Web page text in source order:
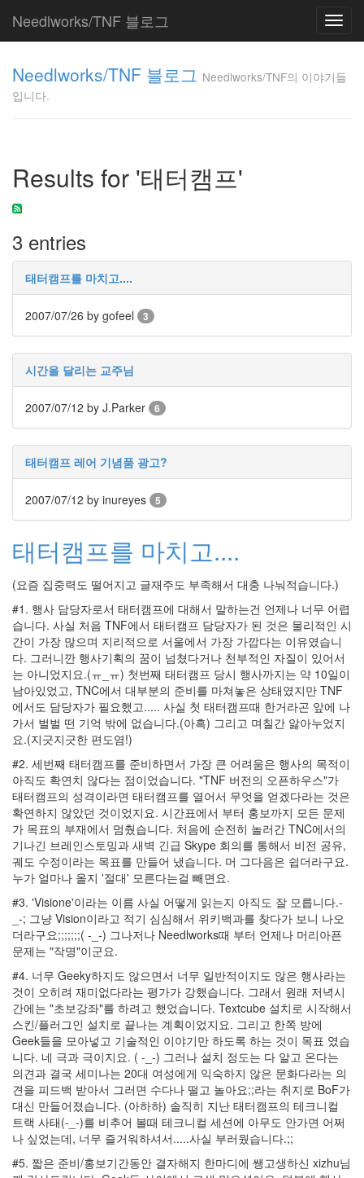
Needlworks/TNF 블로그
Needlworks/TNF 블로그 Needlworks/TNF의 이야기들
입니다.
Results for '태터캠프'
3 entries
태터캠프를 마치고....
2007/07/26 by gofeel 3
시간을 달리는 교주님
2007/07/12 by J.Parker 6
태터캠프 레어 기념품 광고?
2007/07/12 by inureyes 5
태터캠프를 마치고....
(요즘 집중력도 떨어지고 글재주도 부족해서 대충 나눠적습니다.)
#1. 행사 담당자로서 태터캠프에 대해서 말하는건 언제나 너무 어렵
습니다. 사실 처음 TNF에서 태터캠프 담당자가 된 것은 물리적인 시
간이 가장 많으며 지리적으로 서울에서 가장 가깝다는 이유였습니
다. 그러니깐 행사기획의 꿈이 넘쳤다거나 천부적인 자질이 있어서
는 아니었지요.(ㅠ_ㅠ) 첫번째 태터캠프 당시 행사까지는 약 10일이
남아있었고, TNC에서 대부분의 준비를 마쳐놓은 상태였지만 TNF
에서도 담당자가 필요했고..... 사실 첫 태터캠프때 한거라곤 앞에 나
가서 벌벌 떤 기억 밖에 없습니다.(아흑) 그리고 며칠간 앓아누었지
요.(지긋지긋한 편도염!)
#2. 세번째 태터캠프를 준비하면서 가장 큰 어려움은 행사의 목적이
아직도 확연치 않다는 점이었습니다. "TNF 버전의 오픈하우스"가
태터캠프의 성격이라면 태터캠프를 열어서 무엇을 얻겠다라는 것은
확연하지 않았던 것이었지요. 시간표에서 부터 홍보까지 모든 문제
가 목표의 부재에서 멈췄습니다. 처음에 순전히 놀러간 TNC에서의
기나긴 브레인스토밍과 새벽 긴급 Skype 회의를 통해서 비전 공유,
궤도 수정이라는 목표를 만들어 냈습니다. 머 그다음은 쉽더라구요.
누가 얼마나 올지 '절대' 모른다는걸 빼면요.
#3. 'Visione'이라는 이름 사실 어떻게 읽는지 아직도 잘 모릅니다.-
_-; 그냥 Vision이라고 적기 심심해서 위키백과를 찾다가 보니 나오
더라구요;;;;;;;( -_-) 그나저나 Needlworks때 부터 언제나 머리아픈
문제는 "작명"이군요.
#4. 너무 Geeky하지도 않으면서 너무 일반적이지도 않은 행사라는
것이 오히려 재미없다라는 평가가 강했습니다. 그래서 원래 저녁시
간에는 "초보강좌"를 하려고 했었습니다. Textcube 설치로 시작해서
스킨/플러그인 설치로 끝나는 계획이었지요. 그리고 한쪽 방에
Geek들을 모아넣고 기술적인 이야기만 하도록 하는 것이 목표 였습
니다. 네 극과 극이지요. ( -_-) 그러나 설치 정도는 다 알고 온다는
의견과 결국 세미나는 20대 여성에게 익숙하지 않은 문화다라는 의
견을 피드백 받아서 그러면 수다나 떨고 놀아요;;라는 취지로 BoF가
대신 만들어졌습니다. (아하하) 솔직히 지난 태터캠프의 테크니컬
트랙 사태(-_-)를 비추어 볼때 테크니컬 세션에 아무도 안가면 어쩌
나 싶었는데, 너무 즐거워하셔서.....사실 부러웠습니다.;;
#5. 짧은 준비/홍보기간동안 결자해지 한마디에 쌩고생하신 xizhu님
의 이야기들입니
Tag
Cloud
월
격
블
발
네
션
부
모
님
변
화
스
팸
전
산
물
information
retrieval
예
전
수
리
정
웅
접
근
성
Python
CUI
레
로
덴
럼